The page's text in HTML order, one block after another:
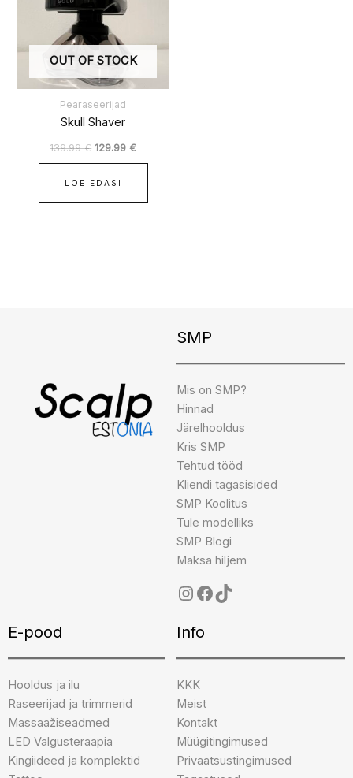
OUT OF STOCK
Pearaseerijad
Skull Shaver
139.99€ 129.99€
LOE EDASI
SMP
Mis on SMP?
Hinnad
Järelhooldus
Kris SMP
Tehtud tööd
Kliendi tagasisided
SMP Koolitus
Tule modelliks
SMP Blogi
Maksa hiljem
Instagram
Facebook
E-pood
Hooldus ja ilu
Raseerijad ja trimmerid
Massaažiseadmed
LED Valgusteraapia
Kingiideed ja komplektid
Info
KKK
Meist
Kontakt
Müügitingimused
Privaatsustingimused